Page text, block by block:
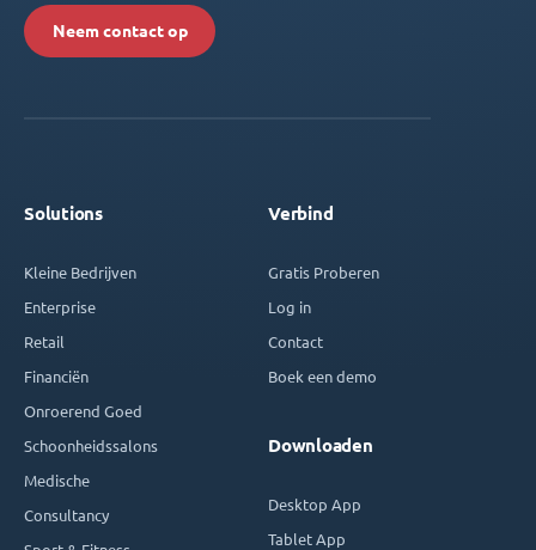
Neem contact op
Solutions
Kleine Bedrijven
Enterprise
Retail
Financiën
Onroerend Goed
Schoonheidssalons
Medische
Consultancy
Verbind
Gratis Proberen
Log in
Contact
Boek een demo
Downloaden
Desktop App
Tablet App